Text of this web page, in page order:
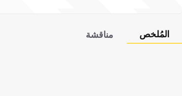
المُلخص مناقشة